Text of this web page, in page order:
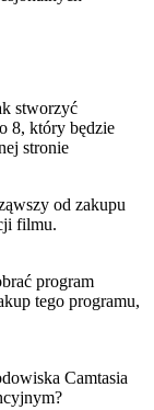
stworzyć
8, który będzie
stronie
od zakupu
filmu.
program
tego programu,
Camtasia